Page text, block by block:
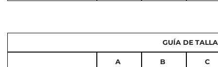
GUÍA DE
A B C